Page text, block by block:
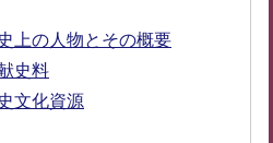
上の人物とその概要
史料
文化資源